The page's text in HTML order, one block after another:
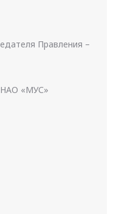
Правления –
НАО «МУС»